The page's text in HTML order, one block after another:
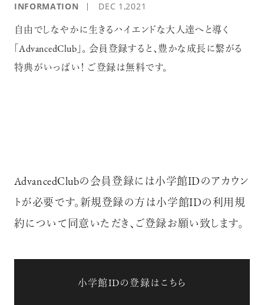
INFORMATION DEC 1,2021
自由でしなやかに生きるハイエンドな大人達へと導く
「AdvancedClub」。 会員登録すると、豊かな成長に繋がる
特典がいっぱい！ ご登録は無料です。
AdvancedClubの会員登録には小学館IDのアカウン
トが必要です。新規登録の方は小学館IDの利用規
約について同意いただき、ご登録お願い致します。
小学館IDの登録はこちら